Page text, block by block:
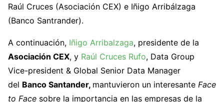
Raúl Cruces (Asociación CEX) e Iñigo Arribálzaga
(Banco Santrander).
A continuación, Iñigo Arribalzaga, presidente de la
Asociación CEX, y Raúl Cruces Rufo, Data Group
Vice-president & Global Senior Data Manager
del Banco Santander, mantuvieron un interesante Face
to Face sobre la importancia en las empresas de la